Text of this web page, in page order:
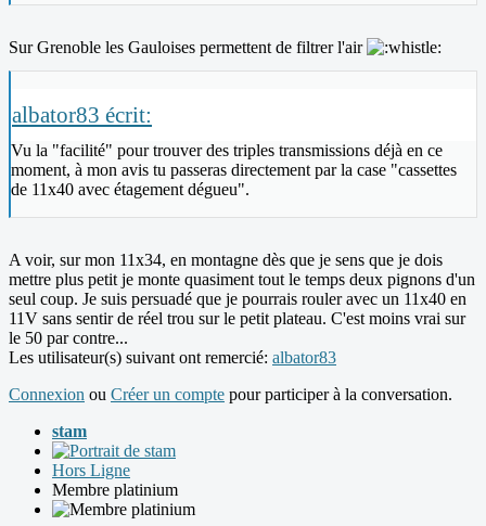
Sur Grenoble les Gauloises permettent de filtrer l'air
albator83 écrit:
Vu la "facilité" pour trouver des triples transmissions déjà en ce
moment, à mon avis tu passeras directement par la case "cassettes
de 11x40 avec étagement dégueu".
A voir, sur mon 11x34, en montagne dès que je sens que je dois
mettre plus petit je monte quasiment tout le temps deux pignons d'un
seul coup. Je suis persuadé que je pourrais rouler avec un 11x40 en
11V sans sentir de réel trou sur le petit plateau. C'est moins vrai sur
le 50 par contre...
Les utilisateur(s) suivant ont remercié: albator83
Connexion ou Créer un compte pour participer à la conversation.
stam
Hors Ligne
Membre platinium